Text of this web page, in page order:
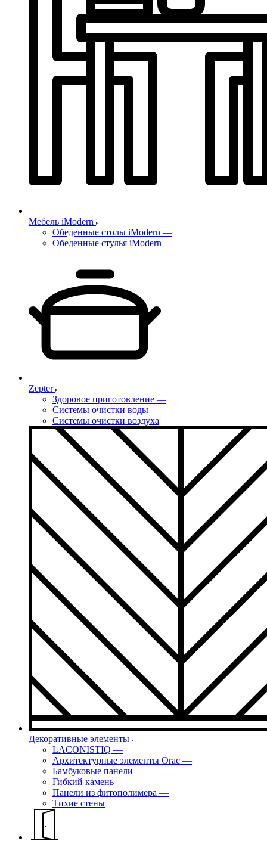
Мебель iModern
Обеденные столы iModern —
Обеденные стулья iModern
Zepter
Здоровое приготовление —
Системы очистки воды —
Системы очистки воздуха
Декоративные элементы
LACONISTIQ —
Архитектурные элементы Orac —
Бамбуковые панели —
Гибкий камень —
Панели из фитополимера —
Тихие стены